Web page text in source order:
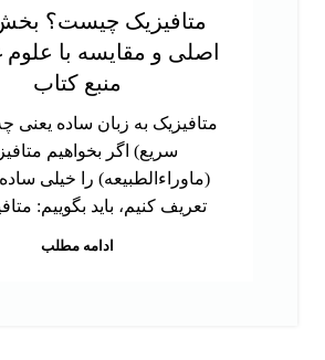
متافیزیک چیست؟
اصلی و مقایسه با علوم
منبع کتاب
متافیزیک به زبان ساده یعنی
سریع) اگر بخواهیم
(ماوراءالطبیعه) را خیلی
تعریف کنیم، باید بگوییم:
ادامه مطلب